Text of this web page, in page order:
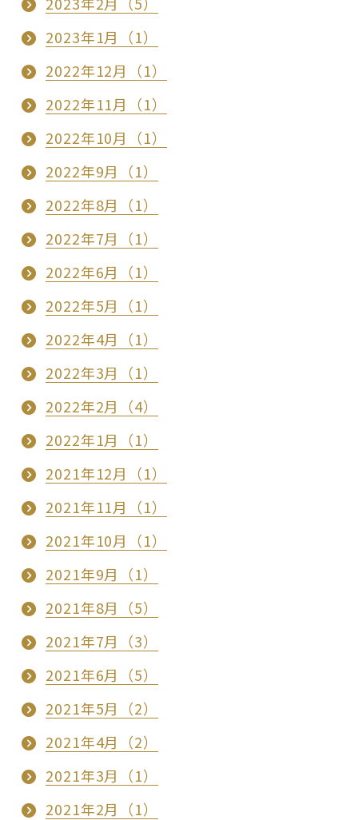
2023年1月（1）
2022年12月（1）
2022年11月（1）
2022年10月（1）
2022年9月（1）
2022年8月（1）
2022年7月（1）
2022年6月（1）
2022年5月（1）
2022年4月（1）
2022年3月（1）
2022年2月（4）
2022年1月（1）
2021年12月（1）
2021年11月（1）
2021年10月（1）
2021年9月（1）
2021年8月（5）
2021年7月（3）
2021年6月（5）
2021年5月（2）
2021年4月（2）
2021年3月（1）
2021年2月（1）